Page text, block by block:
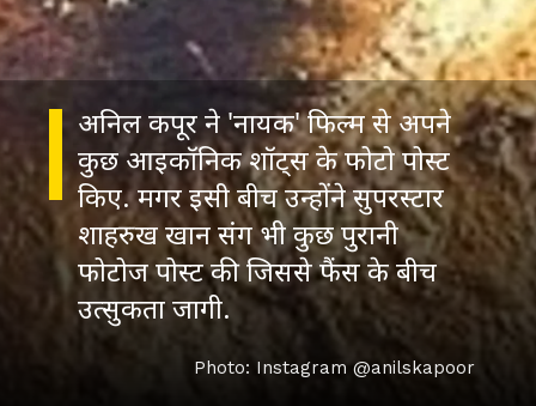
अनिल कपूर ने 'नायक' फिल्म से अपने
कुछ आइकॉनिक शॉट्स के फोटो पोस्ट
किए. मगर इसी बीच उन्होंने सुपरस्टार
शाहरुख खान संग भी कुछ पुरानी
फोटोज पोस्ट की जिससे फैंस के बीच
उत्सुकता जागी.
Photo: Instagram @anilskapoor